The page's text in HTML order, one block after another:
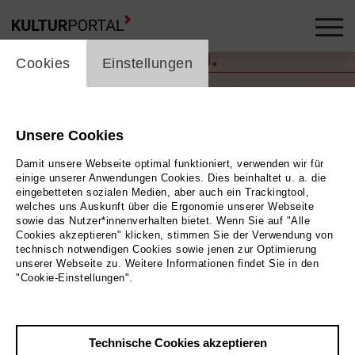
cookie_layer
Cookies Einstellungen
Unsere Cookies
Damit unsere Webseite optimal funktioniert, verwenden wir für
einige unserer Anwendungen Cookies. Dies beinhaltet u. a. die
eingebetteten sozialen Medien, aber auch ein Trackingtool,
welches uns Auskunft über die Ergonomie unserer Webseite
sowie das Nutzer*innenverhalten bietet. Wenn Sie auf "Alle
Cookies akzeptieren" klicken, stimmen Sie der Verwendung von
technisch notwendigen Cookies sowie jenen zur Optimierung
unserer Webseite zu. Weitere Informationen findet Sie in den
"Cookie-Einstellungen".
Technische Cookies akzeptieren